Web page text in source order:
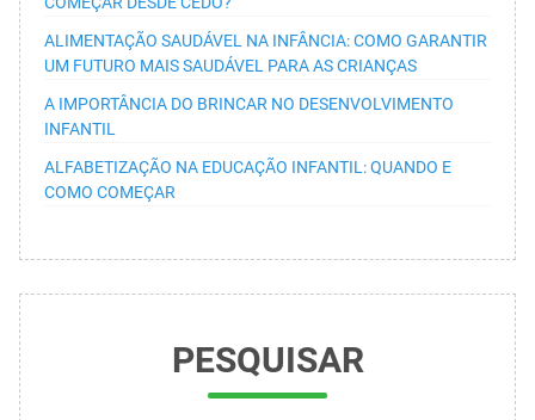
ALIMENTAÇÃO SAUDÁVEL NA INFÂNCIA: COMO GARANTIR
UM FUTURO MAIS SAUDÁVEL PARA AS CRIANÇAS
A IMPORTÂNCIA DO BRINCAR NO DESENVOLVIMENTO
INFANTIL
ALFABETIZAÇÃO NA EDUCAÇÃO INFANTIL: QUANDO E
COMO COMEÇAR
PESQUISAR